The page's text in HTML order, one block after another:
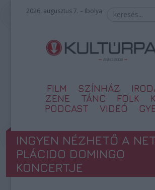
2026. augusztus 7. – Ibolya
FILM SZÍNHÁZ
ZENE
TÁNC FOLK
PODCAST
VIDEÓ
INGYEN NÉZHETŐ A
PLÁCIDO DOMINGO
KONCERTJE